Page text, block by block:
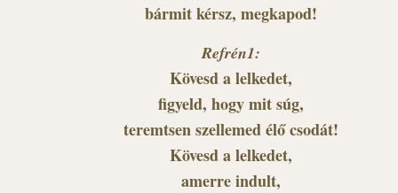
bármit kérsz, megkapod!
Refrén1:
Kövesd a lelkedet,
figyeld, hogy mit súg,
teremtsen szellemed élő csodát!
Kövesd a lelkedet,
amerre indult,